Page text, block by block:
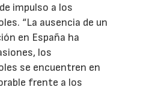
impulso a los
“La ausencia de un
en España ha
los
se encuentren en
frente a los